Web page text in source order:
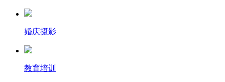
婚庆摄影
教育培训